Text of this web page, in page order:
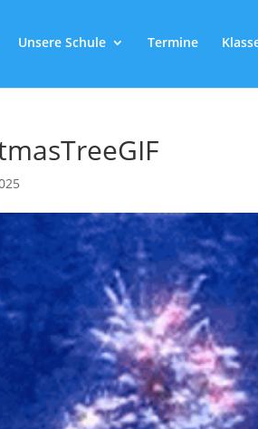
Unsere Schule Termine